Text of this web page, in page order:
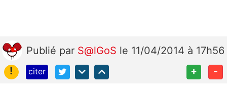
Publié par S@lGoS le 11/04/2014 à 17h56
!
citer + -